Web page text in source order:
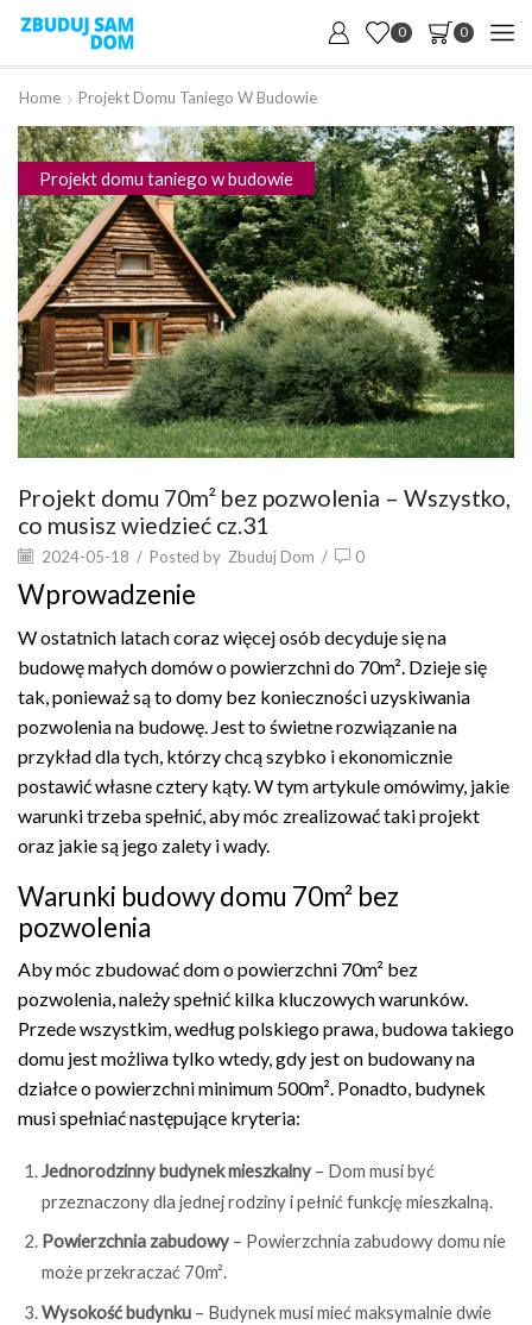
0 0
Home Projekt Domu Taniego W Budowie
Projekt domu taniego w budowie
Projekt domu 70m² bez pozwolenia – Wszystko,
co musisz wiedzieć cz.31
2024-05-18 / Posted by Zbuduj Dom / 0
Wprowadzenie
W ostatnich latach coraz więcej osób decyduje się na
budowę małych domów o powierzchni do 70m². Dzieje się
tak, ponieważ są to domy bez konieczności uzyskiwania
pozwolenia na budowę. Jest to świetne rozwiązanie na
przykład dla tych, którzy chcą szybko i ekonomicznie
postawić własne cztery kąty. W tym artykule omówimy, jakie
warunki trzeba spełnić, aby móc zrealizować taki projekt
oraz jakie są jego zalety i wady.
Warunki budowy domu 70m² bez
pozwolenia
Aby móc zbudować dom o powierzchni 70m² bez
pozwolenia, należy spełnić kilka kluczowych warunków.
Przede wszystkim, według polskiego prawa, budowa takiego
domu jest możliwa tylko wtedy, gdy jest on budowany na
działce o powierzchni minimum 500m². Ponadto, budynek
musi spełniać następujące kryteria:
Jednorodzinny budynek mieszkalny – Dom musi być
przeznaczony dla jednej rodziny i pełnić funkcję mieszkalną.
Powierzchnia zabudowy – Powierzchnia zabudowy domu nie
może przekraczać 70m².
Wysokość budynku – Budynek musi mieć maksymalnie dwie